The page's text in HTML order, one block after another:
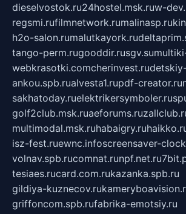
dieselvostok.ru24hostel.msk.ruw-
regsmi.rufilmnetwork.rumalinasp.ru
h2o-salon.rumalutkayork.ru
tango-perm.rugooddir.rusgv.su
webkrasotki.comcherinvest.ru
ankou.spb.rualvesta1.rupdf-creator.ru
sakhatoday.ruelektrikersymboler.ru
golf2club.msk.ruaeforums.ru
multimodal.msk.ruhabaigry.ru
isz-fest.ruewnc.infoscreensaver-
volnav.spb.rucomnat.runpf.net.ru
tesiaes.rucard.com.rukazanka.spb.ru
gildiya-kuznecov.ru
griffoncom.spb.rufabrika-emotsiy.ru